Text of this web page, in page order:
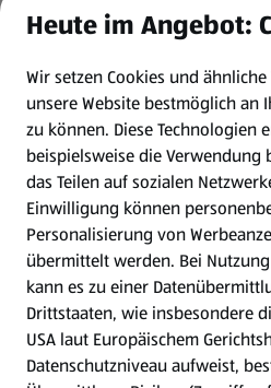
Newsletter
WhatsApp
Gewinnspiele
Mein HOFER. Meine Einkäufe.
Meine Meinung. Mein HOFER.
Gutscheingroßbestellung
(öffnet in einem neuen Tab)
Heute im Angebot:
Wir setzen Cookies und
unsere Website bestmöglich an
zu können. Diese Technologien
beispielsweise die Verwendung
das Teilen auf sozialen
Einwilligung können
Personalisierung von
übermittelt werden. Bei
kann es zu einer
Drittstaaten, wie insbesondere
USA laut Europäischem
Datenschutzniveau aufweist,